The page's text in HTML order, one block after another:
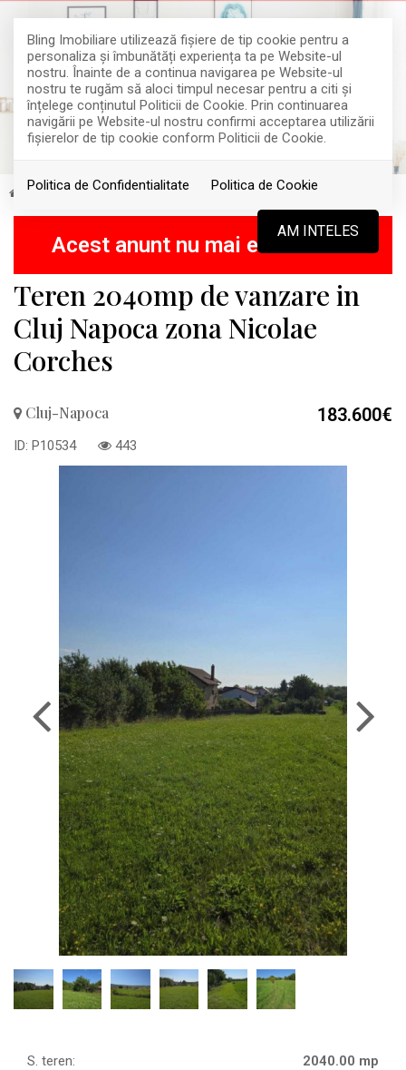
Bling Imobiliare utilizează fişiere de tip cookie pentru a
personaliza și îmbunătăți experiența ta pe Website-ul
nostru. Înainte de a continua navigarea pe Website-ul
nostru te rugăm să aloci timpul necesar pentru a citi și
înțelege conținutul Politicii de Cookie. Prin continuarea
navigării pe Website-ul nostru confirmi acceptarea utilizării
fişierelor de tip cookie conform Politicii de Cookie.
Politica de Confidentialitate Politica de Cookie
AM INTELES
Vanzare Terenuri Cluj-Napoca
Acest anunt nu mai este activ !
Teren 2040mp de vanzare in
Cluj Napoca zona Nicolae
Corches
Cluj-Napoca 183.600€
ID: P10534 443
S. teren:
2040.00 mp